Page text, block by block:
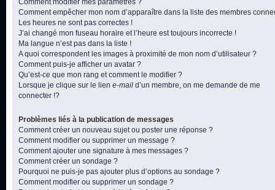
Comment modifier mes paramètres ?
Comment empêcher mon nom d’apparaître dans la liste des membres
Les heures ne sont pas correctes !
J’ai changé mon fuseau horaire et l’heure est toujours incorrecte !
Ma langue n’est pas dans la liste !
A quoi correspondent les images à proximité de mon nom d’utilisateur ?
Comment puis-je afficher un avatar ?
Qu’est-ce que mon rang et comment le modifier ?
Lorsque je clique sur le lien e-mail d’un membre, on me demande de me
connecter !?
Problèmes liés à la publication de messages
Comment créer un nouveau sujet ou poster une réponse ?
Comment modifier ou supprimer un message ?
Comment ajouter une signature à mes messages ?
Comment créer un sondage ?
Pourquoi ne puis-je pas ajouter plus d’options au sondage ?
Comment modifier ou supprimer un sondage ?